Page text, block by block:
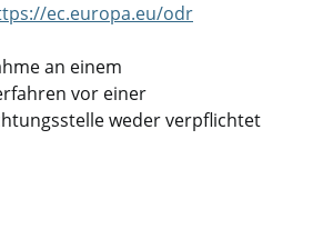
ec.europa.eu/odr
an einem
vor einer
weder verpflichtet